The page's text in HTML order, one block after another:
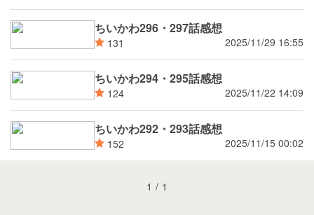
ちいかわ296・297話感想
131 2025/11/29 16:55
ちいかわ294・295話感想
124 2025/11/22 14:09
ちいかわ292・293話感想
152 2025/11/15 00:02
1 / 1